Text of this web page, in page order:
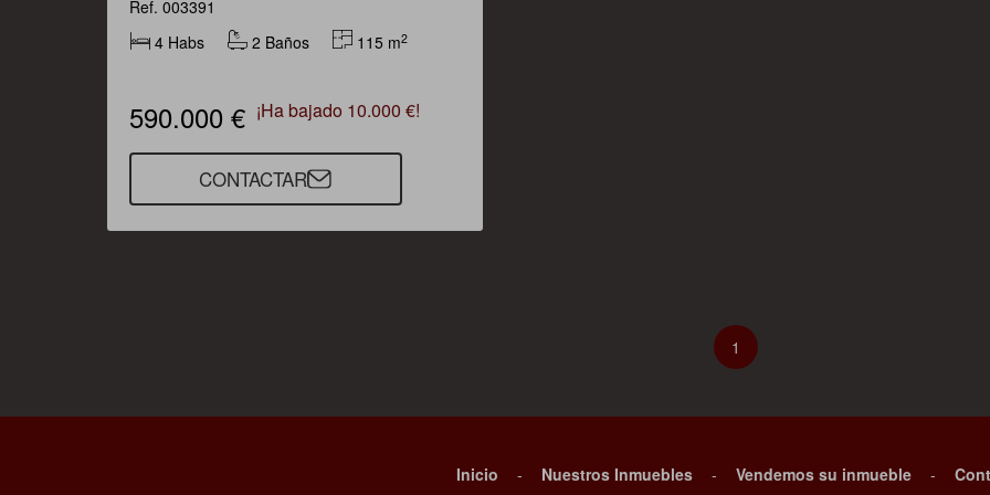
Ref. 003391
4 Habs
2 Baños 115 m2
590.000 € ¡Ha bajado 10.000 €!
CONTACTAR
1
Inicio - Nuestros Inmuebles - Vendemos su inmueble -